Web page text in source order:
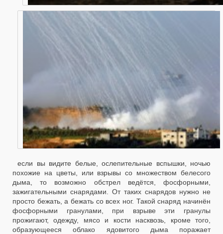
если вы видите белые, ослепительные вспышки, ночью
похожие на цветы, или взрывы со множеством белесого
дыма, то возможно обстрел ведётся, фосфорными,
зажигательными снарядами. От таких снарядов нужно не
просто бежать, а бежать со всех ног. Такой снаряд начинён
фосфорными гранулами, при взрыве эти гранулы
прожигают, одежду, мясо и кости насквозь, кроме того,
образующееся облако ядовитого дыма поражает